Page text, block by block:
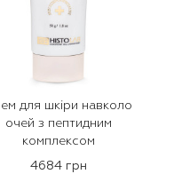
для шкіри навколо
очей з пептидним
комплексом
4684 грн